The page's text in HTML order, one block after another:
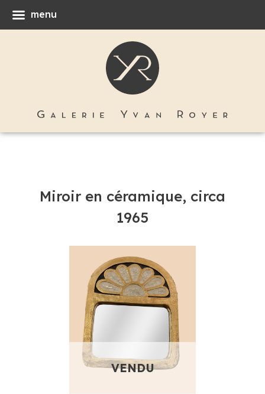
Miroir en céramique, circa
1965
menu